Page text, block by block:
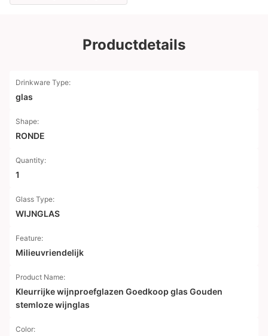
Productdetails
Drinkware Type:
glas
Shape:
RONDE
Quantity:
1
Glass Type:
WIJNGLAS
Feature:
Milieuvriendelijk
Product Name:
Kleurrijke wijnproefglazen Goedkoop glas Gouden
stemloze wijnglas
Color: